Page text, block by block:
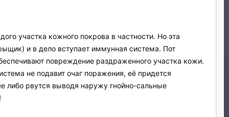
участка кожного покрова в частности. Но эта
и в дело вступает иммунная система. Пот
повреждение раздраженного участка кожи.
не подавит очаг поражения, её придется
либо рвутся выводя наружу гнойно-сальные